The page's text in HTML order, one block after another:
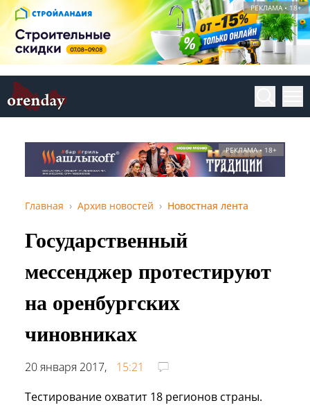
РЕКЛАМА • 18+
РЕКЛАМА • 18+
Главная Архив новостей Новостная лента
Государственный
мессенджер протестируют
на оренбургских
чиновниках
20 января 2017,
15:21
Тестирование охватит 18 регионов страны.